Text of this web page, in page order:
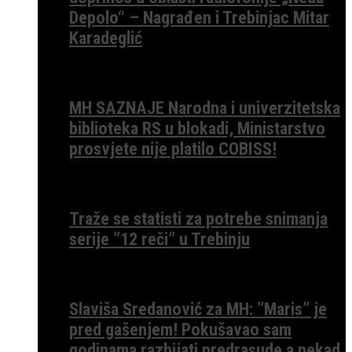
Depolo“ – Nagrađen i Trebinjac Mitar
Karadeglić
MH SAZNAJE Narodna i univerzitetska
biblioteka RS u blokadi, Ministarstvo
prosvjete nije platilo COBISS!
Traže se statisti za potrebe snimanja
serije ”12 reči” u Trebinju
Slaviša Sredanović za MH: ”Maris” je
pred gašenjem! Pokušavao sam